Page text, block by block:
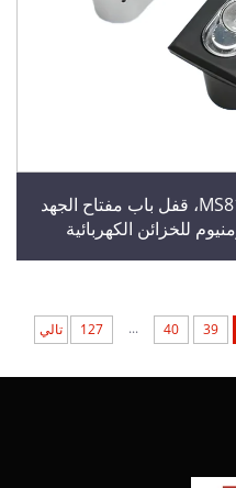
قفل خزانة كهربائية MS818 MS490، قفل باب مفتاح الجهد
للخزائن الكهربائية
39
40
...
127 تالي